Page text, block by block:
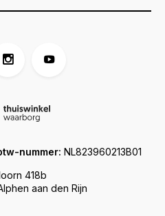
418b
aan den Rijn
nummer: NL823960213B01